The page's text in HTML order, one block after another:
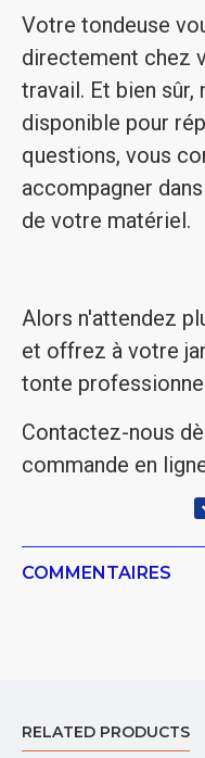
Votre tondeuse
directement chez
travail. Et bien
disponible pour
questions, vous
accompagner
de votre matériel.
Alors n'attendez
et offrez à votre
tonte
Contactez-nous
commande en
COMMENTAIRES
RELATED PRODUCTS